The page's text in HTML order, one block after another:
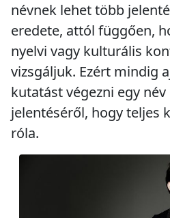
névnek lehet több
eredete, attól függően,
nyelvi vagy kulturális
vizsgáljuk. Ezért mindig
kutatást végezni egy
jelentéséről, hogy teljes
róla.